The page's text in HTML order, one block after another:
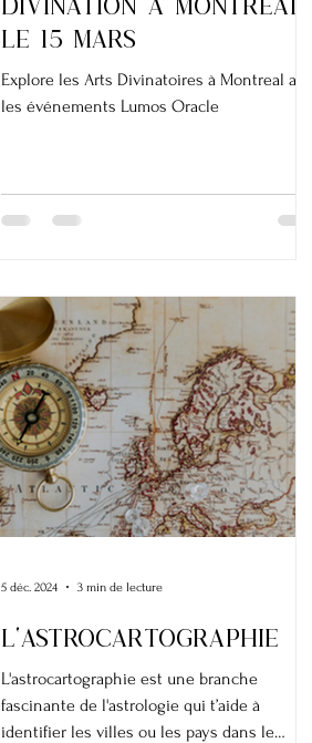
le 15 MARS
Explore les Arts Divinatoires à Montreal avec
les événements Lumos Oracle
L'astrocartographie
L'astrocartographie est une branche
fascinante de l'astrologie qui t’aide à
identifier les villes ou les pays dans le
5 déc. 2024 3 min de lecture